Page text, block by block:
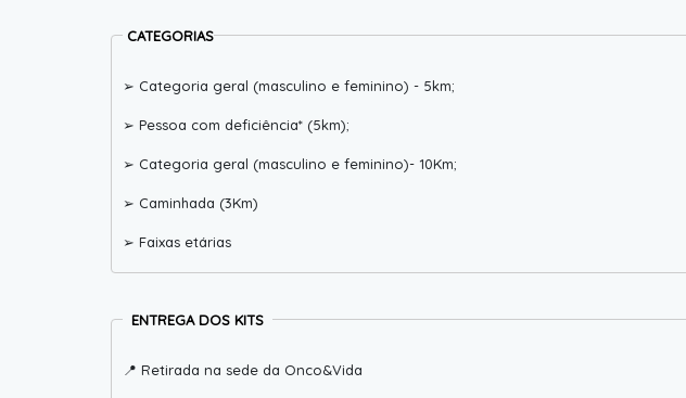
CATEGORIAS
➢ Categoria geral (masculino e feminino) - 5km;
➢ Pessoa com deficiência* (5km);
➢ Categoria geral (masculino e feminino)- 10Km;
➢ Caminhada (3Km)
➢ Faixas etárias
ENTREGA DOS KITS
📍 Retirada na sede da Onco&Vida